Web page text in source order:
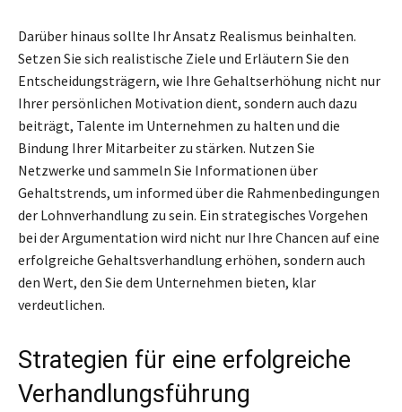
Darüber hinaus sollte Ihr Ansatz Realismus beinhalten.
Setzen Sie sich realistische Ziele und Erläutern Sie den
Entscheidungsträgern, wie Ihre Gehaltserhöhung nicht nur
Ihrer persönlichen Motivation dient, sondern auch dazu
beiträgt, Talente im Unternehmen zu halten und die
Bindung Ihrer Mitarbeiter zu stärken. Nutzen Sie
Netzwerke und sammeln Sie Informationen über
Gehaltstrends, um informed über die Rahmenbedingungen
der Lohnverhandlung zu sein. Ein strategisches Vorgehen
bei der Argumentation wird nicht nur Ihre Chancen auf eine
erfolgreiche Gehaltsverhandlung erhöhen, sondern auch
den Wert, den Sie dem Unternehmen bieten, klar
verdeutlichen.
Strategien für eine erfolgreiche
Verhandlungsführung